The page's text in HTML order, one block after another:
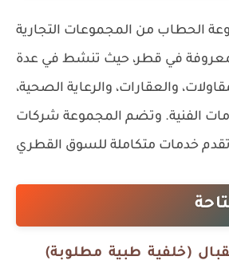
الحطاب من المجموعات التجارية
في قطر، حيث تنشط في عدة
والعقارات، والرعاية الصحية،
الفنية. وتضم المجموعة شركات